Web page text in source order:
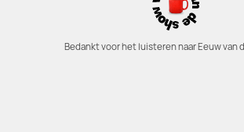
Bedankt voor het luisteren naar Eeuw van